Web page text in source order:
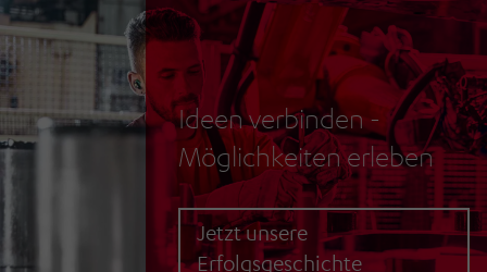
Ideen verbinden -
Möglichkeiten erleben
Jetzt unsere
Erfolgsgeschichte